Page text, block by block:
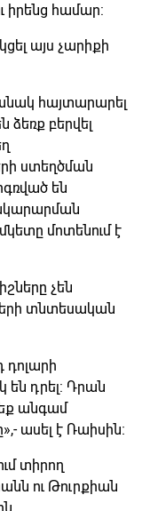
իրենց համար:
այս չարիքի
հայտարարել
ձեռք բերվել
ստեղծման
են
մոտենում է
չեն
տնտեսական
դոլարի
դրել: Դրան
անգամ
ասել է Ռաիսին։
տիրող
ու Թուրքիան